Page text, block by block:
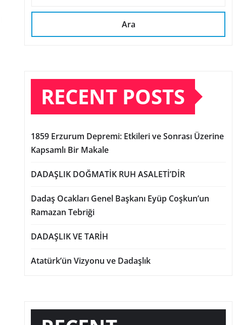
Ara
RECENT POSTS
1859 Erzurum Depremi: Etkileri ve Sonrası Üzerine
Kapsamlı Bir Makale
DADAŞLIK DOĞMATİK RUH ASALETİ’DİR
Dadaş Ocakları Genel Başkanı Eyüp Coşkun’un
Ramazan Tebriği
DADAŞLIK VE TARİH
Atatürk’ün Vizyonu ve Dadaşlık